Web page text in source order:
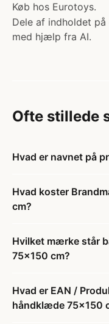
Køb hos Eurotoys.
Dele af indholdet
med hjælp fra AI.
Ofte stillede
Hvad er navnet på
Hvad koster
cm?
Hvilket mærke står
75x150 cm?
Hvad er EAN /
håndklæde 75x150